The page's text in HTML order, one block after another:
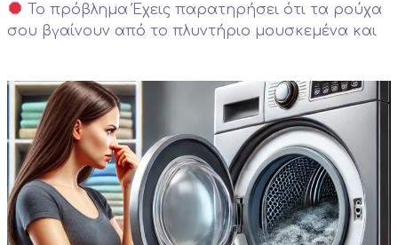
Το πρόβλημα Έχεις παρατηρήσει ότι τα ρούχα
σου βγαίνουν από το πλυντήριο μουσκεμένα και